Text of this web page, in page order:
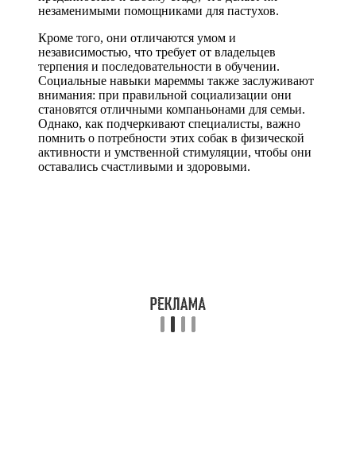
незаменимыми помощниками для пастухов.
Кроме того, они отличаются умом и
независимостью, что требует от владельцев
терпения и последовательности в обучении.
Социальные навыки мареммы также заслуживают
внимания: при правильной социализации они
становятся отличными компаньонами для семьи.
Однако, как подчеркивают специалисты, важно
помнить о потребности этих собак в физической
активности и умственной стимуляции, чтобы они
оставались счастливыми и здоровыми.